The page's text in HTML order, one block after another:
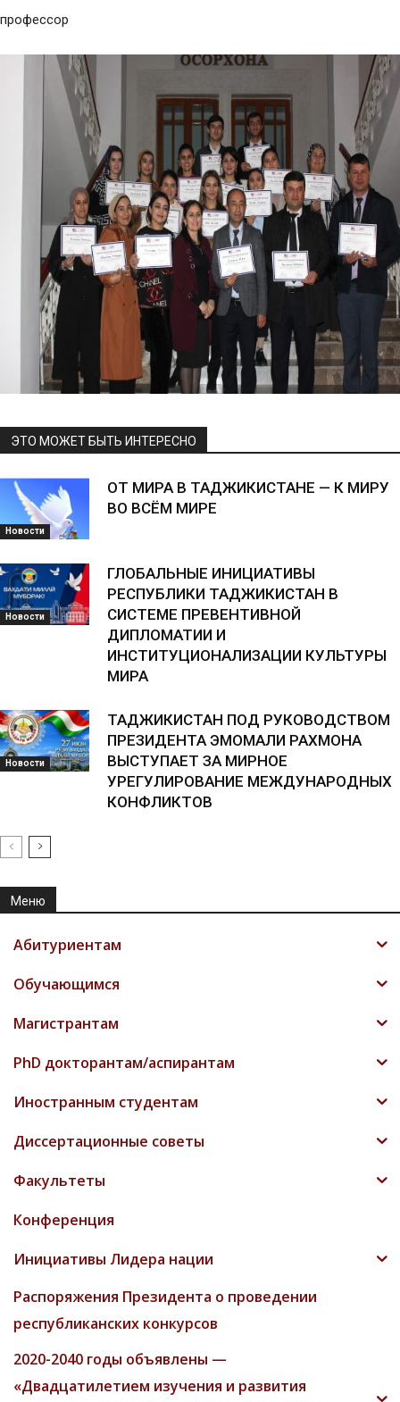
профессор
ЭТО МОЖЕТ БЫТЬ ИНТЕРЕСНО
Новости
ОТ МИРА В ТАДЖИКИСТАНЕ — К МИРУ
ВО ВСЁМ МИРЕ
Новости
ГЛОБАЛЬНЫЕ ИНИЦИАТИВЫ
РЕСПУБЛИКИ ТАДЖИКИСТАН В
СИСТЕМЕ ПРЕВЕНТИВНОЙ
ДИПЛОМАТИИ И
ИНСТИТУЦИОНАЛИЗАЦИИ КУЛЬТУРЫ
МИРА
Новости
ТАДЖИКИСТАН ПОД РУКОВОДСТВОМ
ПРЕЗИДЕНТА ЭМОМАЛИ РАХМОНА
ВЫСТУПАЕТ ЗА МИРНОЕ
УРЕГУЛИРОВАНИЕ МЕЖДУНАРОДНЫХ
КОНФЛИКТОВ
Меню
Абитуриентам
Обучающимся
Магистрантам
PhD докторантам/аспирантам
Иностранным студентам
Диссертационные советы
Факультеты
Конференция
Инициативы Лидера нации
Распоряжения Президента о проведении
республиканских конкурсов
2020-2040 годы объявлены —
«Двадцатилетием изучения и развития